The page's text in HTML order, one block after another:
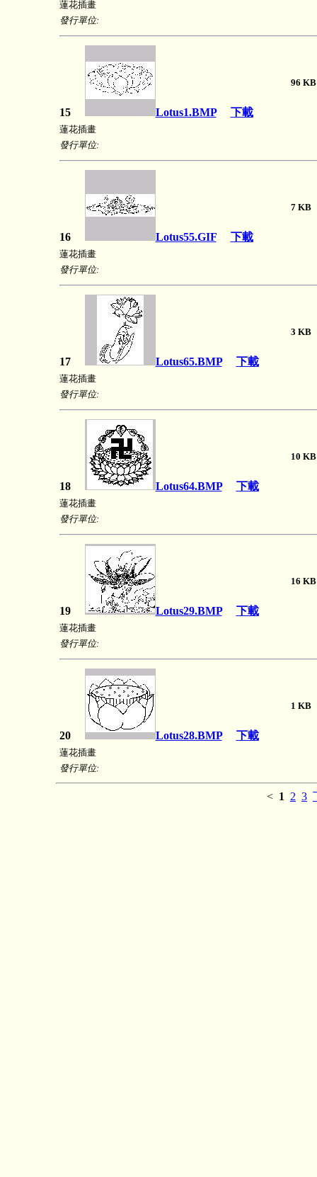
蓮花插畫
發行單位:
15 Lotus1.BMP 下載
96
蓮花插畫
發行單位:
16 Lotus55.GIF 下載
7
蓮花插畫
發行單位:
17 Lotus65.BMP 下載
3
蓮花插畫
發行單位:
18 Lotus64.BMP 下載
10
蓮花插畫
發行單位:
19 Lotus29.BMP 下載
16
蓮花插畫
發行單位:
20 Lotus28.BMP 下載
1
蓮花插畫
發行單位:
< 1 2 3